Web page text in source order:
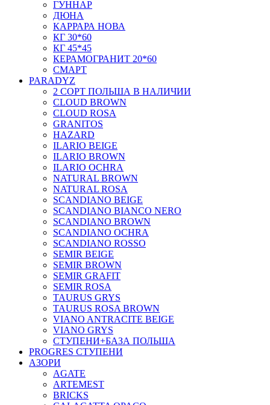
ГУННАР
ДЮНА
КАРРАРА НОВА
КГ 30*60
КГ 45*45
КЕРАМОГРАНИТ 20*60
СМАРТ
PARADYZ
2 СОРТ ПОЛЬША В НАЛИЧИИ
CLOUD BROWN
CLOUD ROSA
GRANITOS
HAZARD
ILARIO BEIGE
ILARIO BROWN
ILARIO OCHRA
NATURAL BROWN
NATURAL ROSA
SCANDIANO BEIGE
SCANDIANO BIANCO NERO
SCANDIANO BROWN
SCANDIANO OCHRA
SCANDIANO ROSSO
SEMIR BEIGE
SEMIR BROWN
SEMIR GRAFIT
SEMIR ROSA
TAURUS GRYS
TAURUS ROSA BROWN
VIANO ANTRACITE BEIGE
VIANO GRYS
СТУПЕНИ+БАЗА ПОЛЬША
PROGRES СТУПЕНИ
АЗОРИ
AGATE
ARTEMEST
BRICKS